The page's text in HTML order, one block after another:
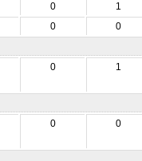
0
1
0
0
0 1
0 0